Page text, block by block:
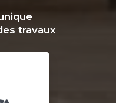
travaux